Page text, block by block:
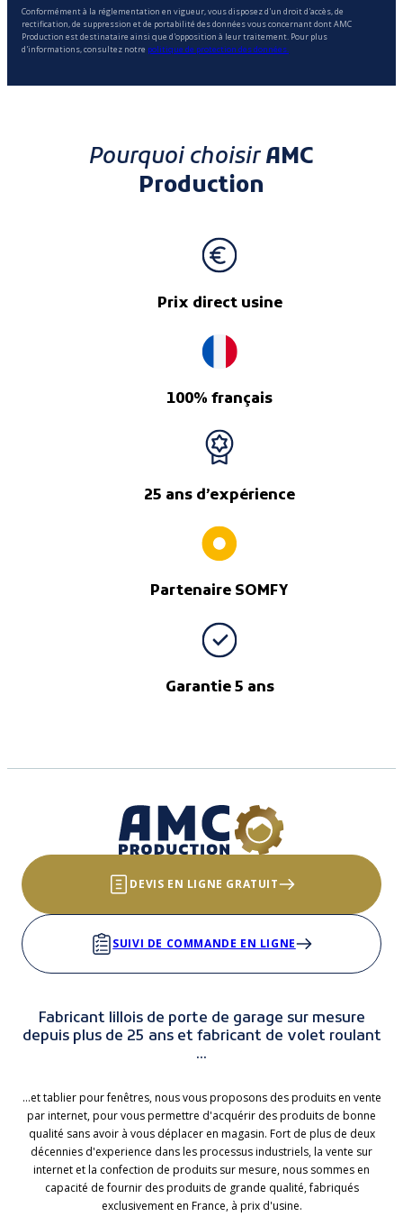
Conformément à la réglementation en vigueur, vous disposez d'un droit d'accès, de
rectification, de suppression et de portabilité des données vous concernant dont AMC
Production est destinataire ainsi que d'opposition à leur traitement. Pour plus
d'informations, consultez notre politique de protection des données.
Pourquoi choisirAMC
Production
Prix direct usine
100% français
25 ans d’expérience
Partenaire SOMFY
Garantie 5 ans
DEVIS EN LIGNE GRATUIT
SUIVI DE COMMANDE EN LIGNE
Fabricant lillois de porte de garage sur mesure
depuis plus de 25 ans et fabricant de volet roulant
...
...et tablier pour fenêtres, nous vous proposons des produits en vente
par internet, pour vous permettre d'acquérir des produits de bonne
qualité sans avoir à vous déplacer en magasin. Fort de plus de deux
décennies d'experience dans les processus industriels, la vente sur
internet et la confection de produits sur mesure, nous sommes en
capacité de fournir des produits de grande qualité, fabriqués
exclusivement en France, à prix d'usine.